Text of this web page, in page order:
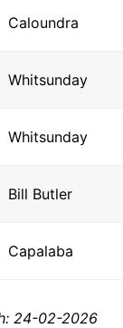
Caloundra
Whitsunday
Whitsunday
Bill Butler
Capalaba
24-02-2026